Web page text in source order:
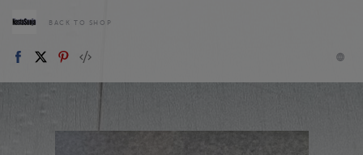
BACK TO SHOP